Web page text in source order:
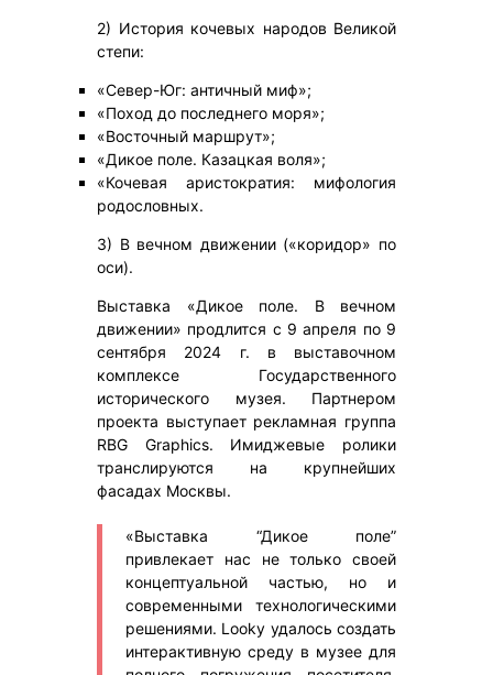
2) История кочевых народов Великой
степи:
«Север-Юг: античный миф»;
«Поход до последнего моря»;
«Восточный маршрут»;
«Дикое поле. Казацкая воля»;
«Кочевая аристократия: мифология
родословных.
3) В вечном движении («коридор» по
оси).
Выставка «Дикое поле. В вечном
движении» продлится с 9 апреля по 9
сентября 2024 г. в выставочном
комплексе Государственного
исторического музея. Партнером
проекта выступает рекламная группа
RBG Graphics. Имиджевые ролики
транслируются на крупнейших
фасадах Москвы.
«Выставка “Дикое поле”
привлекает нас не только своей
концептуальной частью, но и
современными технологическими
решениями. Looky удалось создать
интерактивную среду в музее для